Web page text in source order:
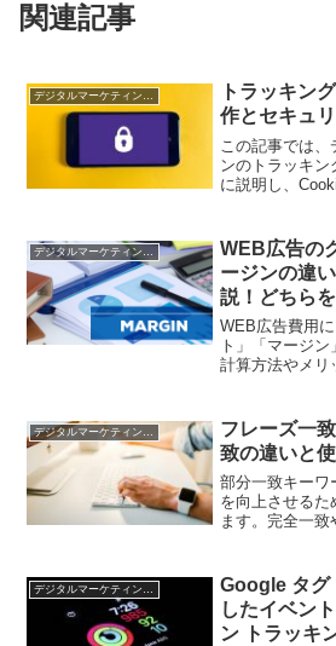
関連記事
トラッキン
作とセキュ
この記事では
ンのトラッキン
に説明し、
タ収集とプライ
を当てます。
WEB広告の
ージンの違
説！どちら
WEB広告費用
ト」「マージン
計算方法やメリ
デジタルマーケティング基礎
フレーズ一
致の違いと
部分一致キーワ
を向上させるた
ます。完全一
致キーワードの
について詳し
Google タグ
したイベン
ン トラッキ